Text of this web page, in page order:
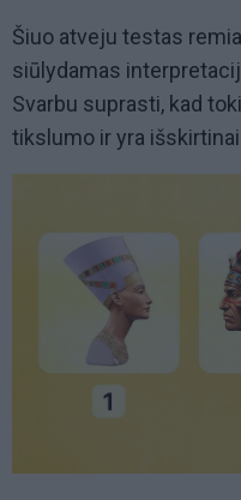
Šiuo atveju testas
siūlydamas
Svarbu suprasti, kad
tikslumo ir yra